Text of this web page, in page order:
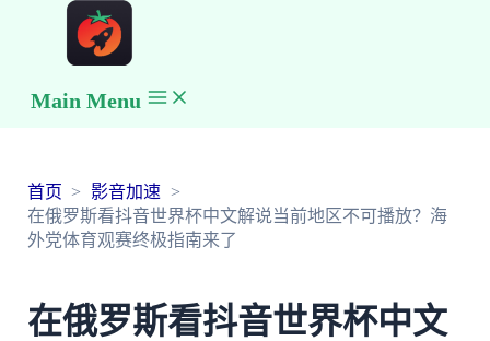
Main Menu
首页
影音加速
在俄罗斯看抖音世界杯中文解说当前地区不可播放？海
外党体育观赛终极指南来了
在俄罗斯看抖音世界杯中文